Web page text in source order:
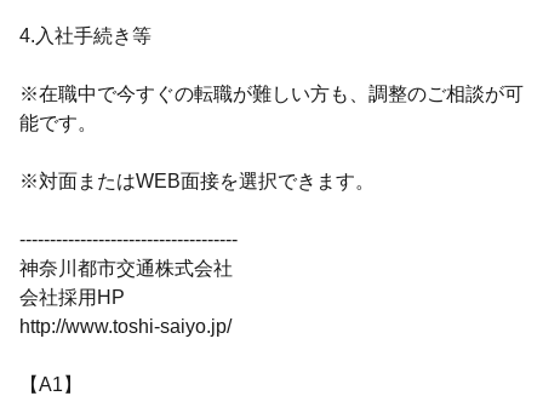
4.入社手続き等
※在職中で今すぐの転職が難しい方も、調整のご相談が可
能です。
※対面またはWEB面接を選択できます。
------------------------------------
神奈川都市交通株式会社
会社採用HP
http://www.toshi-saiyo.jp/
【A1】